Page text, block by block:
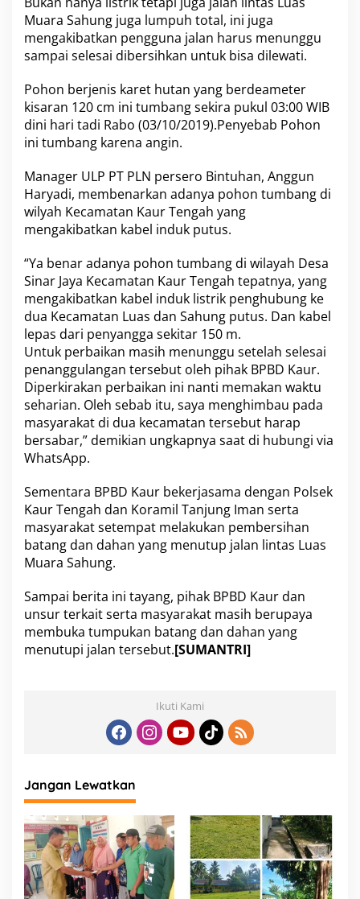
r
i
k
L
u
p
u
h
o
a
l
Muara Sahung juga lumpuh total, ini juga
mengakibatkan pengguna jalan harus menunggu
sampai selesai dibersihkan untuk bisa dilewati.
Pohon berjenis karet hutan yang berdeameter
kisaran 120 cm ini tumbang sekira pukul 03:00 WIB
dini hari tadi Rabo (03/10/2019).Penyebab Pohon
ini tumbang karena angin.
Manager ULP PT PLN persero Bintuhan, Anggun
Haryadi, membenarkan adanya pohon tumbang di
wilyah Kecamatan Kaur Tengah yang
mengakibatkan kabel induk putus.
“Ya benar adanya pohon tumbang di wilayah Desa
Sinar Jaya Kecamatan Kaur Tengah tepatnya, yang
mengakibatkan kabel induk listrik penghubung ke
dua Kecamatan Luas dan Sahung putus. Dan kabel
lepas dari penyangga sekitar 150 m.
Untuk perbaikan masih menunggu setelah selesai
penanggulangan tersebut oleh pihak BPBD Kaur.
Diperkirakan perbaikan ini nanti memakan waktu
seharian. Oleh sebab itu, saya menghimbau pada
masyarakat di dua kecamatan tersebut harap
bersabar,” demikian ungkapnya saat di hubungi via
WhatsApp.
Sementara BPBD Kaur bekerjasama dengan Polsek
Kaur Tengah dan Koramil Tanjung Iman serta
masyarakat setempat melakukan pembersihan
batang dan dahan yang menutup jalan lintas Luas
Muara Sahung.
Sampai berita ini tayang, pihak BPBD Kaur dan
unsur terkait serta masyarakat masih berupaya
membuka tumpukan batang dan dahan yang
menutupi jalan tersebut.[SUMANTRI]
Ikuti Kami
Jangan Lewatkan